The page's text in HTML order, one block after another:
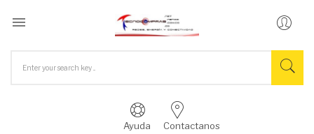

Ayuda Contactanos